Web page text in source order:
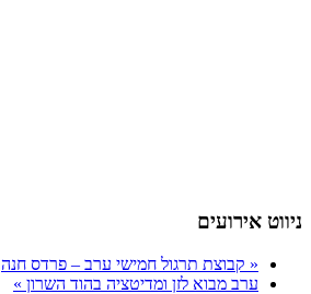
ניווט אירועים
« קבוצת תרגול חמישי ערב – פרדס חנה
ערב מבוא לזן ומדיטציה בהוד השרון »